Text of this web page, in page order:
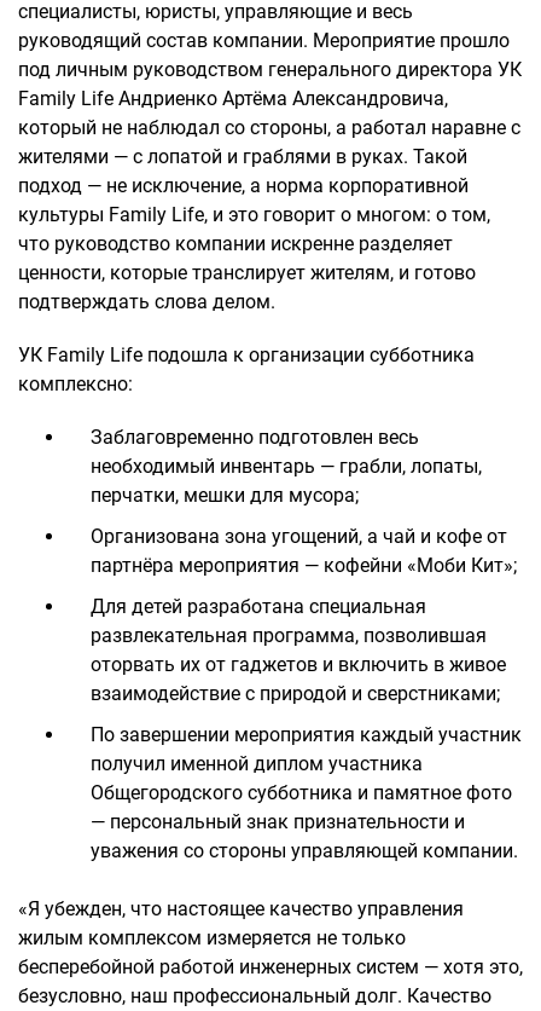
специалисты, юристы, управляющие и весь
руководящий состав компании. Мероприятие прошло
под личным руководством генерального директора УК
Family Life Андриенко Артёма Александровича,
который не наблюдал со стороны, а работал наравне с
жителями — с лопатой и граблями в руках. Такой
подход — не исключение, а норма корпоративной
культуры Family Life, и это говорит о многом: о том,
что руководство компании искренне разделяет
ценности, которые транслирует жителям, и готово
подтверждать слова делом.
УК Family Life подошла к организации субботника
комплексно:
Заблаговременно подготовлен весь
необходимый инвентарь — грабли, лопаты,
перчатки, мешки для мусора;
Организована зона угощений, а чай и кофе от
партнёра мероприятия — кофейни «Моби Кит»;
Для детей разработана специальная
развлекательная программа, позволившая
оторвать их от гаджетов и включить в живое
взаимодействие с природой и сверстниками;
По завершении мероприятия каждый участник
получил именной диплом участника
Общегородского субботника и памятное фото
— персональный знак признательности и
уважения со стороны управляющей компании.
«Я убежден, что настоящее качество управления
жилым комплексом измеряется не только
бесперебойной работой инженерных систем — хотя это,
безусловно, наш профессиональный долг. Качество